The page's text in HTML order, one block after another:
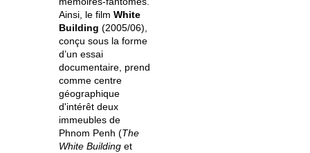
Ainsi, le film White
Building (2005/06),
conçu sous la forme
d’un essai
documentaire, prend
comme centre
géographique
d'intérêt deux
immeubles de
Phnom Penh (The
White Building et